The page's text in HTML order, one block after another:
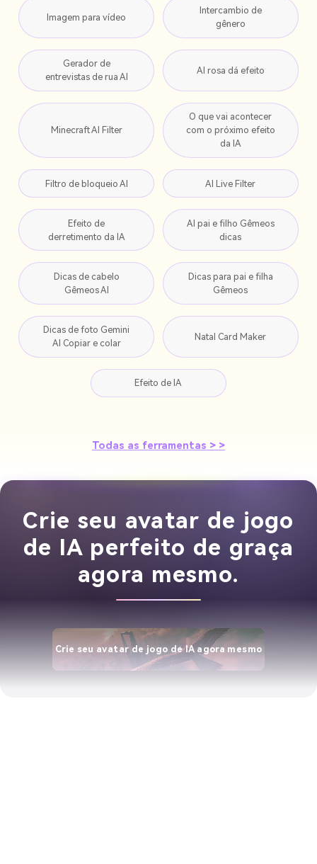
Imagem para vídeo
Intercambio de
gênero
Gerador de
entrevistas de rua AI
AI rosa dá efeito
Minecraft AI Filter
O que vai acontecer
com o próximo efeito
da IA
Filtro de bloqueio AI AI Live Filter
Efeito de
derretimento da IA
AI pai e filho Gêmeos
dicas
Dicas de cabelo
Gêmeos AI
Dicas para pai e filha
Gêmeos
Dicas de foto Gemini
AI Copiar e colar
Natal Card Maker
Efeito de IA
Todas as ferramentas > >
Crie seu avatar de jogo
de IA perfeito de graça
agora mesmo.
Crie seu avatar de jogo de IA agora mesmo